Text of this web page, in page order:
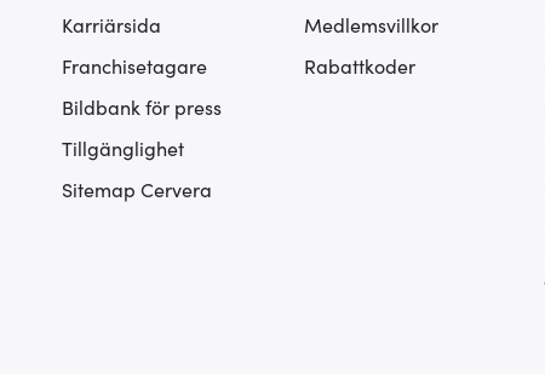
Karriärsida
Franchisetagare
Bildbank för press
Tillgänglighet
Sitemap Cervera
Medlemsvillkor
Rabattkoder